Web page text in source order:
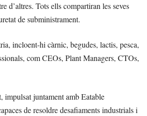
d’altres. Tots ells compartiran les seves
de subministrament.
incloent-hi càrnic, begudes, lactis, pesca,
com CEOs, Plant Managers, CTOs,
impulsat juntament amb Eatable
de resoldre desafiaments industrials i